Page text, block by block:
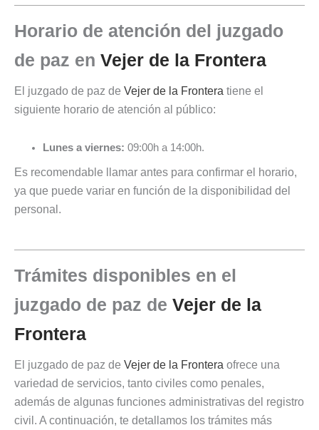
Horario de atención del juzgado
de paz en Vejer de la Frontera
El juzgado de paz de Vejer de la Frontera tiene el
siguiente horario de atención al público:
Lunes a viernes: 09:00h a 14:00h.
Es recomendable llamar antes para confirmar el horario,
ya que puede variar en función de la disponibilidad del
personal.
Trámites disponibles en el
juzgado de paz de Vejer de la
Frontera
El juzgado de paz de Vejer de la Frontera ofrece una
variedad de servicios, tanto civiles como penales,
además de algunas funciones administrativas del registro
civil. A continuación, te detallamos los trámites más